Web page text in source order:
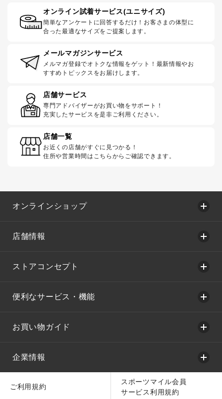
オンライン試着サービス(ユニサイズ)
簡単なアンケートに回答するだけ！お客さまの体型に
合った最適なサイズをご提案します。
メールマガジンサービス
メルマガ登録でオトクな情報をゲット！最新情報やお
すすめトピックスをお届けします。
店舗サービス
専門アドバイザーがお買い物をサポート！
充実したサービスを是非ご利用ください。
店舗一覧
お近くの店舗がすぐに見つかる！
住所や営業時間はこちらからご確認できます。
オンラインショップ
店舗情報
ストアコンセプト
便利なサービス・機能
お買い物ガイド
企業情報
ご利用規約
スポーツマイル会員
サービス利用規約